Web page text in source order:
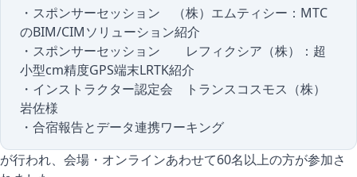
・スポンサーセッション （株）エムティシー：MTC
のBIM/CIMソリューション紹介
・スポンサーセッション レフィクシア（株）：超
小型cm精度GPS端末LRTK紹介
・インストラクター認定会 トランスコスモス（株）
岩佐様
・合宿報告とデータ連携ワーキング
が行われ、会場・オンラインあわせて60名以上の方が参加さ